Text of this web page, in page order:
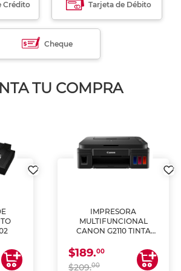
Crédito Tarjeta de Débito
Cheque
TU COMPRA
IMPRESORA
MULTIFUNCIONAL
CANON G2110 TINTA
$189.00
$209.00